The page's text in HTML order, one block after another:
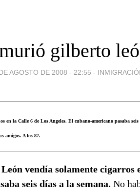
gilberto
AGOSTO DE 2008 - 22:55 -
en la Calle 6 de Los Angeles. El cubano-americano pasaba
amigos. A los 87.
vendía solamente cigarros
seis días a la semana. No